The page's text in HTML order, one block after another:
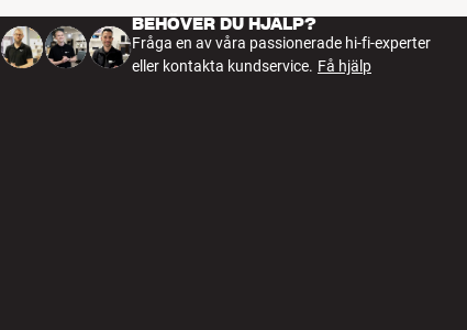
BEHÖVER DU HJÄLP?
Fråga en av våra passionerade hi-fi-experter
eller kontakta kundservice. Få hjälp